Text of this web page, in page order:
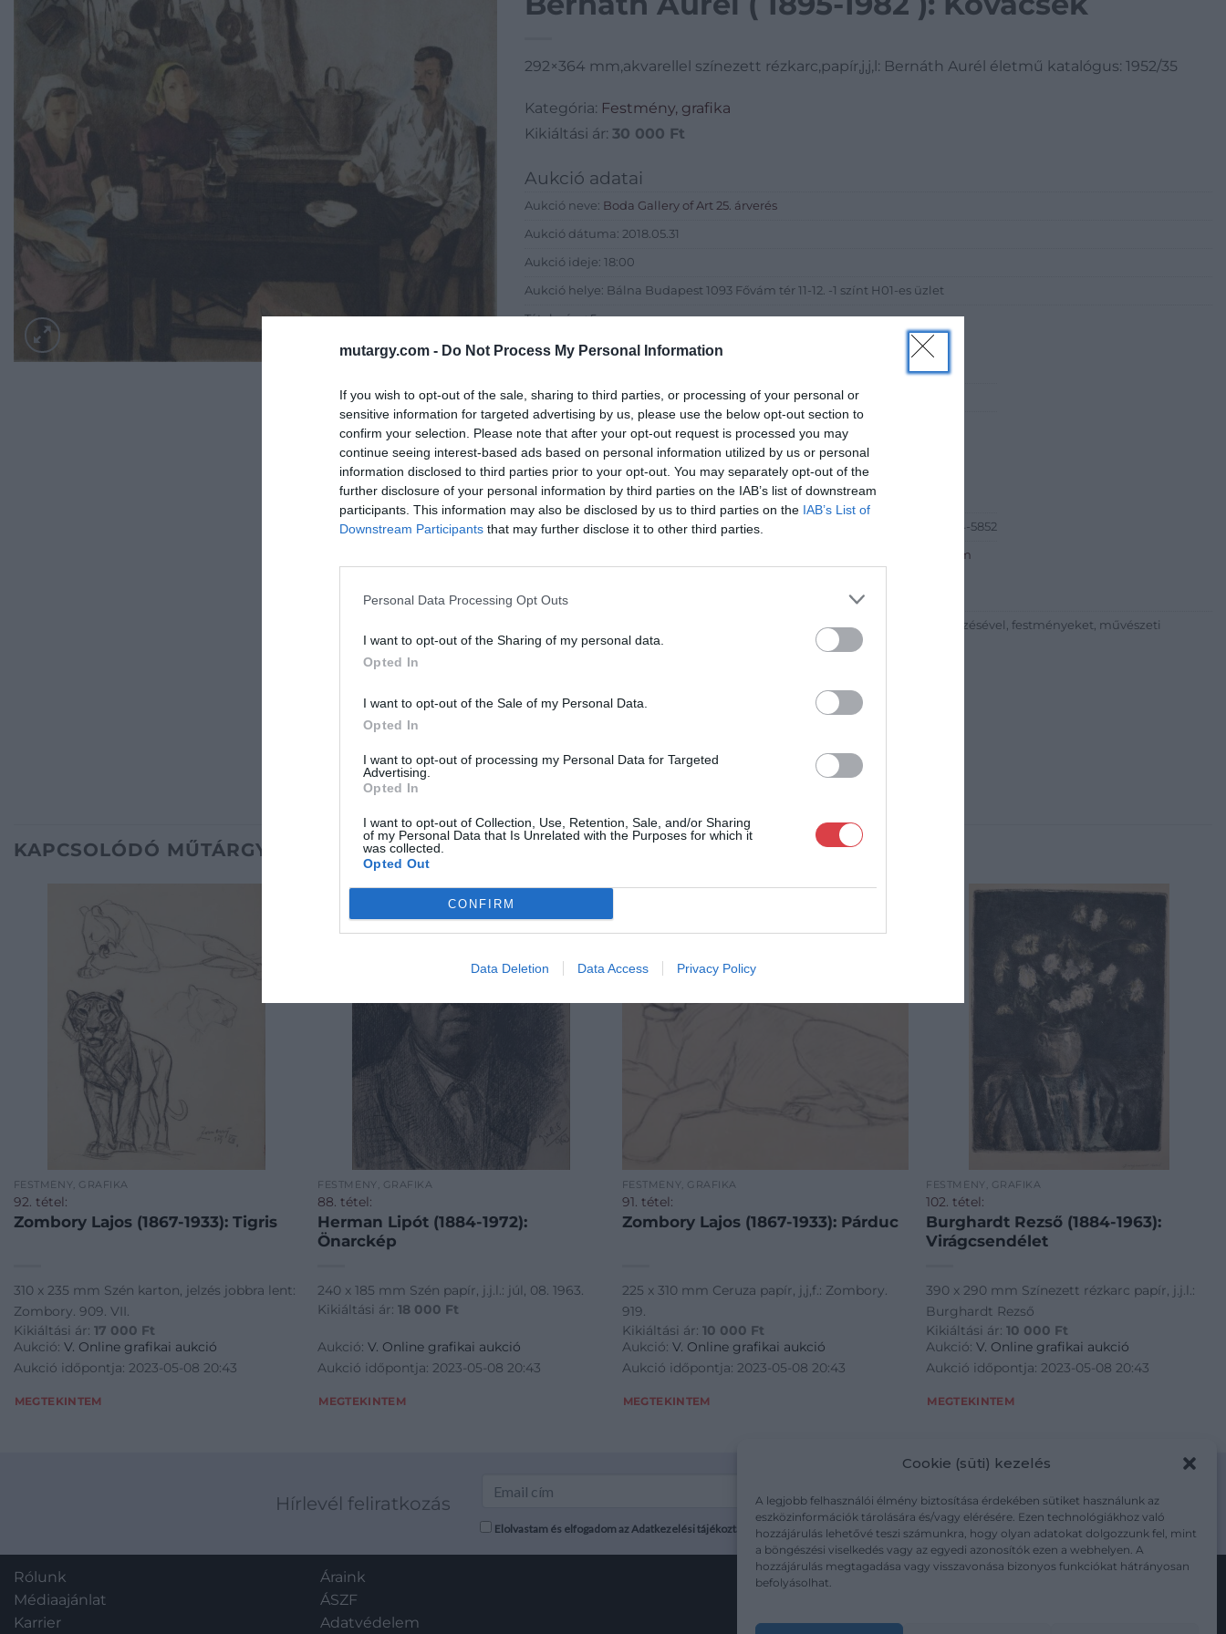
Cookie (süti) kezelés
A legjobb felhasználói élmény biztosítása érdekében sütiket használunk az
eszközinformációk tárolására és/vagy elérésére. Ezen technológiákhoz való
hozzájárulás lehetővé teszi számunkra, hogy olyan adatokat dolgozzunk fel, mint
a böngészési viselkedés vagy az egyedi azonosítók ezen a webhelyen. A
hozzájárulás megtagadása vagy visszavonása bizonyos funkciókat hátrányosan
befolyásolhat.
mutargy.com - Do Not Process My Personal Information
If you wish to opt-out of the sale, sharing to third parties, or processing of your personal or
sensitive information for targeted advertising by us, please use the below opt-out section to
confirm your selection. Please note that after your opt-out request is processed you may
continue seeing interest-based ads based on personal information utilized by us or personal
information disclosed to third parties prior to your opt-out. You may separately opt-out of the
further disclosure of your personal information by third parties on the IAB’s list of downstream
participants. This information may also be disclosed by us to third parties on the IAB’s List of
Downstream Participants that may further disclose it to other third parties.
Personal Data Processing Opt Outs
I want to opt-out of the Sharing of my personal data.
Opted In
I want to opt-out of the Sale of my Personal Data.
Opted In
I want to opt-out of processing my Personal Data for Targeted
Advertising.
Opted In
I want to opt-out of Collection, Use, Retention, Sale, and/or Sharing
of my Personal Data that Is Unrelated with the Purposes for which it
was collected.
Opted Out
CONFIRM
Data Deletion Data Access Privacy Policy
292×364 mm,akvarellel színezett rézkarc,papír,j,j,l: Bernáth Aurél életmű katalógus: 1952/35
Kategória: Festmény, grafika
Kikiáltási ár: 30 000 Ft
Aukció adatai
Aukció neve: Boda Gallery of Art 25. árverés
Aukció dátuma: 2018.05.31
Aukció ideje: 18:00
Aukció helye: Bálna Budapest 1093 Fővám tér 11-12. -1 színt H01-es üzlet
Tételszám: 5
Eladó: Boda Gallery of Art
Cím: Boda Péter
Boda Galéria és Aukciósház
Budapest
1111.Budapest Bartók Béla út 34
1111
Telefon: (06-20) 519-08-91 ; (06-1) 784-5852
http://www.bodaofart.com
Bemutatkozás: Galériánk 2012-ben kezdett el foglalkozni árverések rendezésével, festményeket, művészeti
tárgyakat, kínálunk és keresünk.
KAPCSOLÓDÓ MŰTÁRGYAK
FESTMÉNY, GRAFIKA
92. tétel:
Zombory Lajos (1867-1933): Tigris
310 x 235 mm Szén karton, jelzés jobbra lent:
Zombory. 909. VII.
Kikiáltási ár: 17 000 Ft
Aukció: V. Online grafikai aukció
Aukció időpontja: 2023-05-08 20:43
MEGTEKINTEM
FESTMÉNY, GRAFIKA
88. tétel:
Herman Lipót (1884-1972):
Önarckép
240 x 185 mm Szén papír, j.j.l.: júl, 08. 1963.
Kikiáltási ár:18 000 Ft
Aukció:V. Online grafikai aukció
Aukció időpontja: 2023-05-08 20:43
MEGTEKINTEM
FESTMÉNY, GRAFIKA
91. tétel:
Zombory Lajos (1867-1933): Párduc
225 x 310 mm Ceruza papír, j,j,f.: Zombory.
919.
Kikiáltási ár: 10 000 Ft
Aukció: V. Online grafikai aukció
Aukció időpontja: 2023-05-08 20:43
MEGTEKINTEM
FESTMÉNY, GRAFIKA
102. tétel:
Burghardt Rezső (1884-1963):
Virágcsendélet
390 x 290 mm Színezett rézkarc papír, j.j.l.:
Burghardt Rezső
Kikiáltási ár:10 000 Ft
Aukció:V. Online grafikai aukció
Aukció időpontja: 2023-05-08 20:43
MEGTEKINTEM
Hírlevél feliratkozás
Elolvastam és elfogadom az Adatkezelési tájékoztatót: mutargy.com/adatkezelesi-tajekoztato/
Rólunk
Médiaajánlat
Karrier
Áraink
ÁSZF
Adatvédelem